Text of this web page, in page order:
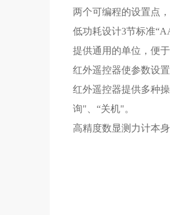
两个可编程的设置点
低功耗设计3节标准
提供通用的单位，便
红外遥控器使参数设
红外遥控器提供多种
询"、“关机"。
高精度数显测力计本